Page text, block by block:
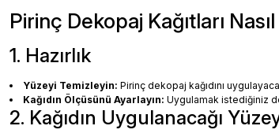
Pirinç Dekopaj Kağıtları Nasıl
1. Hazırlık
Yüzeyi Temizleyin: Pirinç dekopaj kağıdını
Kağıdın Ölçüsünü Ayarlayın: Uygulamak istediğiniz
2. Kağıdın Uygulanacağı